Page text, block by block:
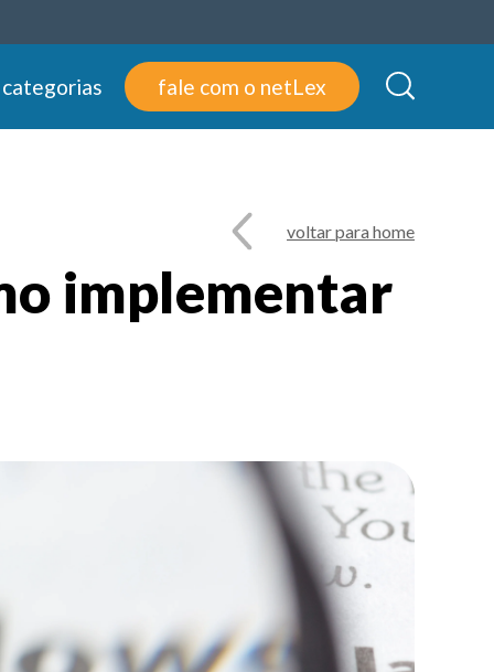
fale com o netLex
voltar para home
implementar